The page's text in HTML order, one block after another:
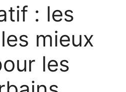
: les
mieux
les